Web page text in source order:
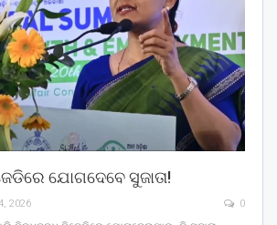
ଯୋଗଦେବେ ସୁଜାତା!
2026 0